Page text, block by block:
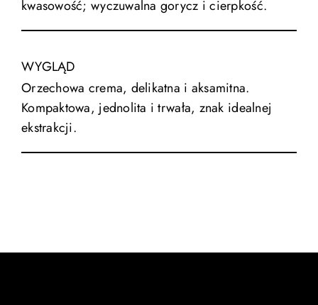
kwasowość; wyczuwalna gorycz i cierpkość.
WYGLĄD
Orzechowa crema, delikatna i aksamitna.
Kompaktowa, jednolita i trwała, znak idealnej
ekstrakcji.